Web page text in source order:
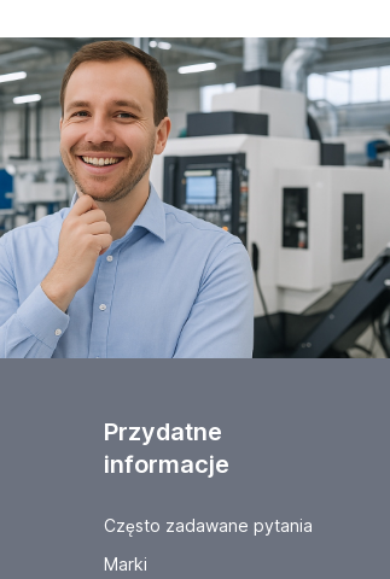
Przydatne
informacje
Często zadawane pytania
Marki